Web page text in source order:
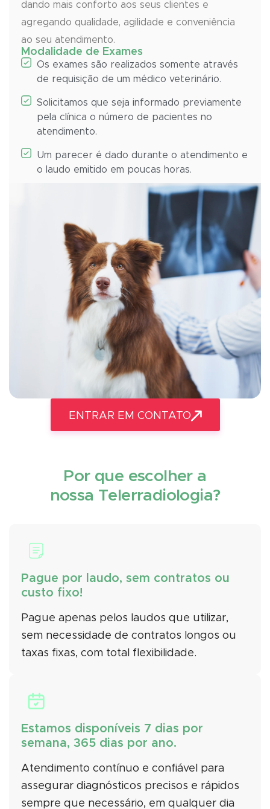
dando mais conforto aos seus clientes e
agregando qualidade, agilidade e conveniência
ao seu atendimento.
Modalidade de Exames
Os exames são realizados somente através
de requisição de um médico veterinário.
Solicitamos que seja informado previamente
pela clínica o número de pacientes no
atendimento.
Um parecer é dado durante o atendimento e
o laudo emitido em poucas horas.
ENTRAR EM CONTATO
Por que escolher a
nossa Telerradiologia?
Pague por laudo, sem contratos ou
custo fixo!
Pague apenas pelos laudos que utilizar,
sem necessidade de contratos longos ou
taxas fixas, com total flexibilidade.
Estamos disponíveis 7 dias por
semana, 365 dias por ano.
Atendimento contínuo e confiável para
assegurar diagnósticos precisos e rápidos
sempre que necessário, em qualquer dia